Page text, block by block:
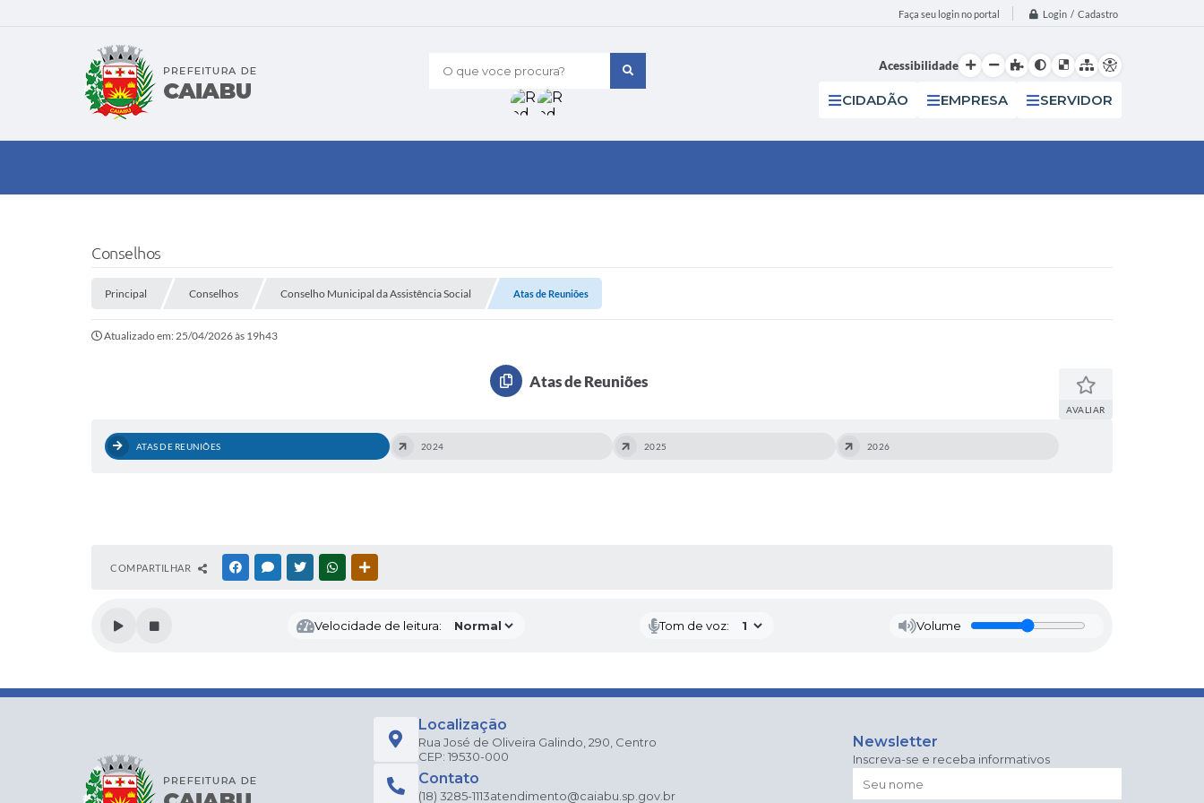
Faça seu login no portal Login / Cadastro
O que voce procura? Acessibilidade
CIDADÃO EMPRESA SERVIDOR
Conselhos
Principal Conselhos Conselho Municipal da Assistência Social Atas de Reuniões
Atualizado em: 25/04/2026 às 19h43
Atas de Reuniões
AVALIAR
ATAS DE REUNIÕES 2024 2025 2026
COMPARTILHAR FACEBOOKMESSENGER
TWITTERWHATSAPP
Velocidade de leitura: Tom de voz: Volume
Localização
Rua José de Oliveira Galindo, 290, Centro
CEP: 19530-000
Contato
(18) 3285-1113atendimento@caiabu.sp.gov.br
Newsletter
Inscreva-se e receba informativos